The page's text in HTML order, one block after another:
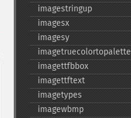
imagestringup
imagesx
imagesy
imagetruecolortopalette
imagettfbbox
imagettftext
imagetypes
imagewbmp